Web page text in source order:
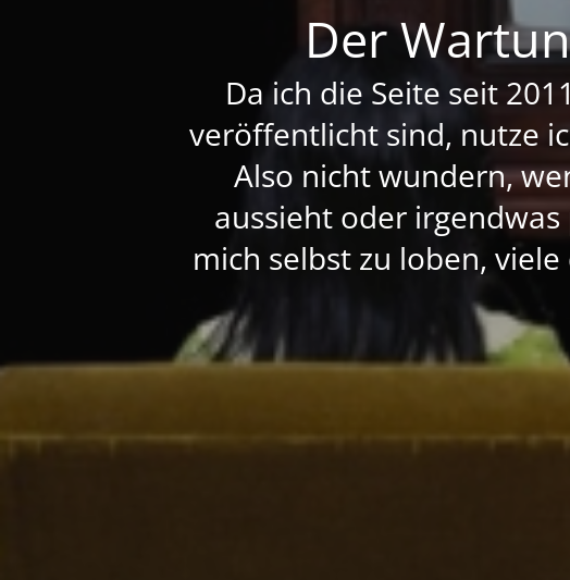
Der
Da ich die Seite seit
veröffentlicht sind, nutze
Also nicht wundern,
aussieht oder
mich selbst zu loben,